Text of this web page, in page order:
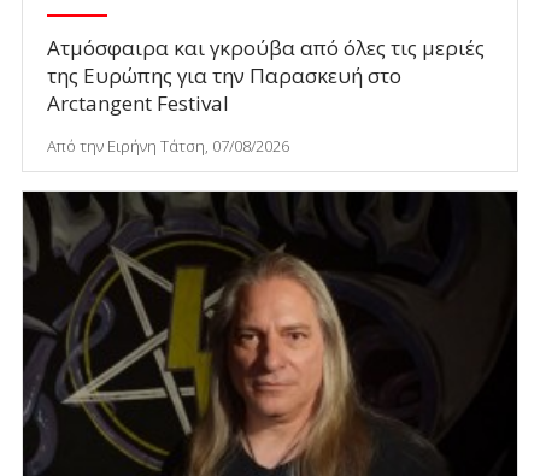
Ατμόσφαιρα και γκρούβα από όλες τις μεριές
της Ευρώπης για την Παρασκευή στο
Arctangent Festival
Από την Ειρήνη Τάτση, 07/08/2026